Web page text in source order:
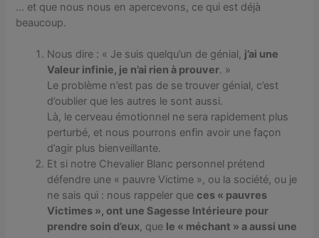
… et que nous nous en apercevons, ce qui est déjà
beaucoup.
Nous dire : « Je suis quelqu’un de génial, j’ai une
Valeur infinie, je n’ai rien à prouver. »
Le problème n’est pas de se trouver génial, c’est
d’oublier que les autres le sont aussi.
Là, le cerveau émotionnel ne sera rapidement plus
perturbé, et nous pourrons enfin avoir une façon
d’agir plus bienveillante.
Et si notre Chevalier Blanc personnel prétend
défendre une « pauvre Victime », ou la société, ou je
ne sais qui : nous rappeler queces « pauvres
Victimes », ont une Sagesse Intérieure pour
prendre soin d’eux, que le « méchant » a aussi une